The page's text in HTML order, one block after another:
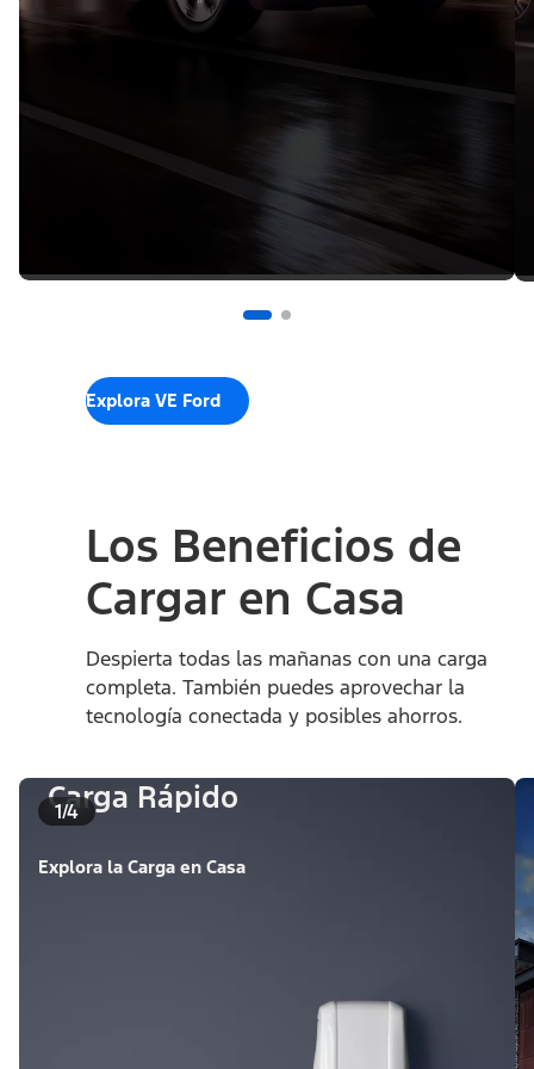
Explora VE Ford
Los Beneficios de
Cargar en Casa
Despierta todas las mañanas con una carga
completa. También puedes aprovechar la
tecnología conectada y posibles ahorros.
1/4
Carga Rápido
Explora la Carga en Casa